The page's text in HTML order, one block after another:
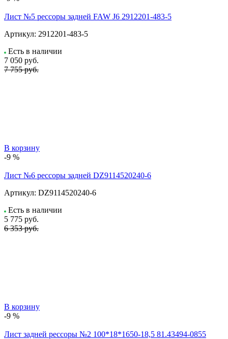
Лист №5 рессоры задней FAW J6 2912201-483-5
Артикул: 2912201-483-5
Есть в наличии
7 050 руб.
7 755 руб.
В корзину
-9 %
Лист №6 рессоры задней DZ9114520240-6
Артикул: DZ9114520240-6
Есть в наличии
5 775 руб.
6 353 руб.
В корзину
-9 %
Лист задней рессоры №2 100*18*1650-18,5 81.43494-0855